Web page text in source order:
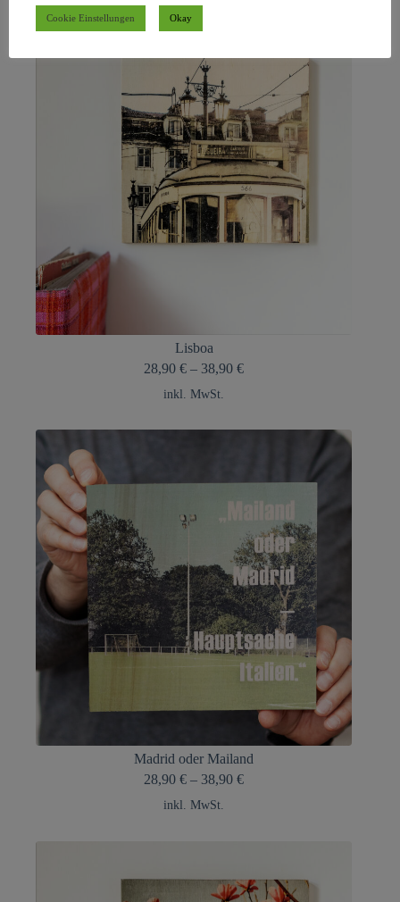
Lisboa
28,90€ – 38,90€
inkl. MwSt.
Madrid oder Mailand
28,90€ – 38,90€
inkl. MwSt.
Cookie Einstellungen Okay